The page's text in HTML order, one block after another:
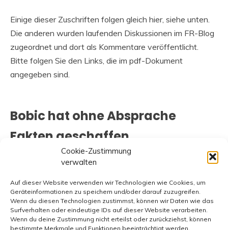
Cookie-Zustimmung
verwalten
Auf dieser Website verwenden wir Technologien wie Cookies, um
Geräteinformationen zu speichern und/oder darauf zuzugreifen.
Wenn du diesen Technologien zustimmst, können wir Daten wie das
Surfverhalten oder eindeutige IDs auf dieser Website verarbeiten.
Wenn du deine Zustimmung nicht erteilst oder zurückziehst, können
bestimmte Merkmale und Funktionen beeinträchtigt werden.
Einige dieser Zuschriften folgen gleich hier, siehe unten.
Die anderen wurden laufenden Diskussionen im FR-Blog
zugeordnet und dort als Kommentare veröffentlicht.
Bitte folgen Sie den Links, die im pdf-Dokument
angegeben sind.
Bobic hat ohne Absprache
Fakten geschaffen
Eintracht Frankfurt:„Aufsichtsrat nimmt Bobic an die
Kandare“ und „Alles eine Frage der Kohle“, FR-Sport vom
11. und 12.3.
Ja, Fredi Bobic hat in den letzten Jahren einen sehr guten